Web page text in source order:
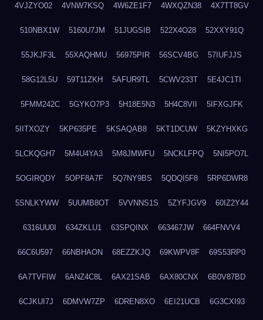
4VJZYO02 4VNW7KSQ 4W6ZE1F7 4WXQZN38 4X7TT8GV
510NBX1W 5160U7JM 51JUGSIB 522X4O28 52XXY91Q
55JKJF3L 55XAQHMU 56975PIR 56SCV4BG 57IUFJJS
58G12L5U 59T11ZKH 5AFUR9TL 5CWV233T 5E4JC1TI
5FMM242C 5GYKO7P3 5H18E5N3 5H4C8VII 5IFXGJFK
5IITXOZY 5KP635PE 5KSAQAB8 5KT1DCUW 5KZYHXKG
5LCKQGH7 5M4U4YA3 5M8JMWFU 5NCKLFPQ 5NI5PO7L
5OGIRQDY 5OPF8A7F 5Q7NY9BS 5QDQI5F8 5RP6DWR8
5SNLKYWW 5UUMB8OT 5VVNNS1S 5ZYFJGV9 60IZ2Y44
6316UU0I 634ZKLU1 63SPQINX 663467JW 664FNVV4
66C6U597 66NBHAON 68EZZKJQ 69KWPV8F 69S53RP0
6A7TVFIW 6ANZ4C8L 6AX21SAB 6AX80CNX 6B0V87BD
6CJKUI7J 6DMVW7ZP 6DREN8XO 6EI21UCB 6G3CXI93